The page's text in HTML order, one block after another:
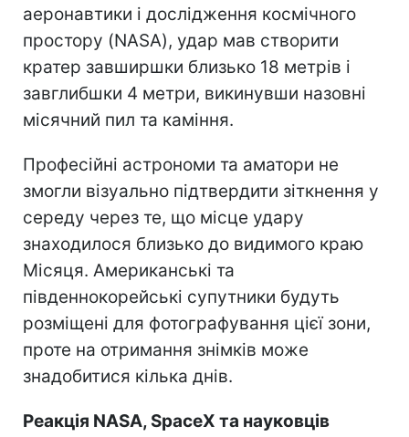
аеронавтики і дослідження космічного
простору (NASA), удар мав створити
кратер завширшки близько 18 метрів і
завглибшки 4 метри, викинувши назовні
місячний пил та каміння.
Професійні астрономи та аматори не
змогли візуально підтвердити зіткнення у
середу через те, що місце удару
знаходилося близько до видимого краю
Місяця. Американські та
південнокорейські супутники будуть
розміщені для фотографування цієї зони,
проте на отримання знімків може
знадобитися кілька днів.
Реакція NASA, SpaceX та науковців